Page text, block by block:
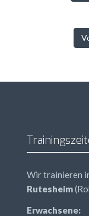
Wir trainieren
Rutesheim
Erwachsene: